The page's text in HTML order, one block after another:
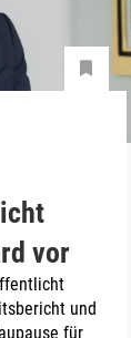
vor
und
für